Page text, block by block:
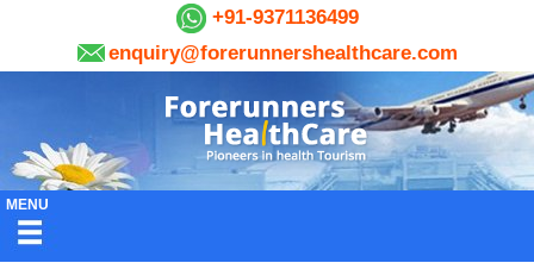
+91-9371136499
enquiry@forerunnershealthcare.com
MENU